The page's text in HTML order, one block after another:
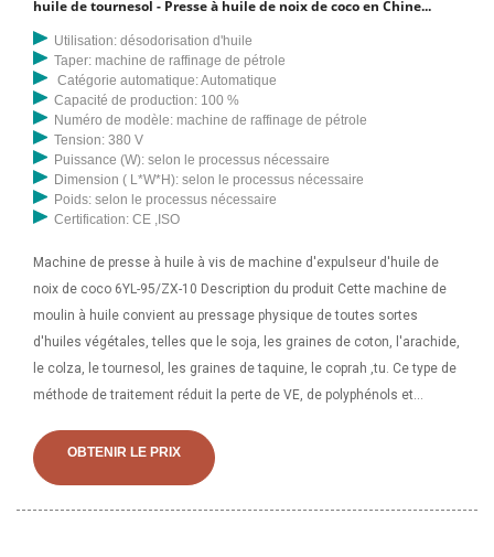
huile de tournesol - Presse à huile de noix de coco en Chine...
Utilisation: désodorisation d'huile
Taper: machine de raffinage de pétrole
Catégorie automatique: Automatique
Capacité de production: 100 %
Numéro de modèle: machine de raffinage de pétrole
Tension: 380 V
Puissance (W): selon le processus nécessaire
Dimension ( L*W*H): selon le processus nécessaire
Poids: selon le processus nécessaire
Certification: CE ,ISO
Machine de presse à huile à vis de machine d'expulseur d'huile de
noix de coco 6YL-95/ZX-10 Description du produit Cette machine de
moulin à huile convient au pressage physique de toutes sortes
d'huiles végétales, telles que le soja, les graines de coton, l'arachide,
le colza, le tournesol, les graines de taquine, le coprah ,tu. Ce type de
méthode de traitement réduit la perte de VE, de polyphénols et
de meilleures performances que l’huile de coprah ordinaire et est
donc plus chère. Machine de pressage d'huile à vis pour noix de coco
OBTENIR LE PRIX